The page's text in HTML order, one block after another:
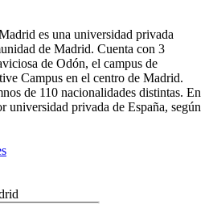
es una universidad privada
de Madrid. Cuenta con 3
de Odón, el campus de
Campus en el centro de Madrid.
de 110 nacionalidades distintas. En
universidad privada de España, según